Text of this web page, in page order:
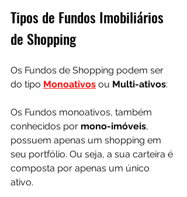
Tipos de Fundos Imobiliários
de Shopping
Os Fundos de Shopping podem ser
do tipo Monoativos ou Multi-ativos:
Os Fundos monoativos, também
conhecidos por mono-imóveis,
possuem apenas um shopping em
seu portfólio. Ou seja, a sua carteira é
composta por apenas um único
ativo.